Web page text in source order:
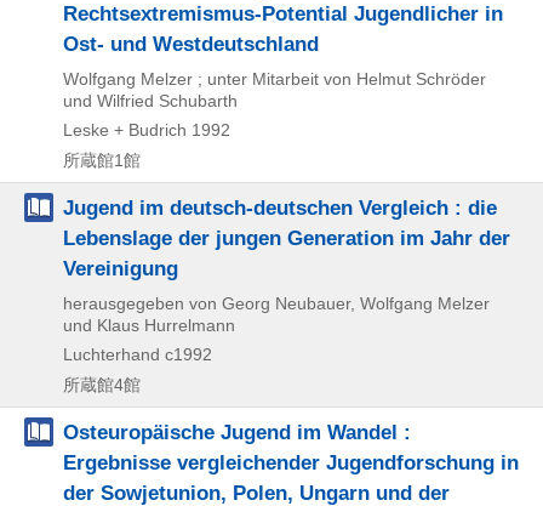
Rechtsextremismus-Potential Jugendlicher in
Ost- und Westdeutschland
Wolfgang Melzer ; unter Mitarbeit von Helmut Schröder
und Wilfried Schubarth
Leske + Budrich 1992
所蔵館1館
Jugend im deutsch-deutschen Vergleich : die
Lebenslage der jungen Generation im Jahr der
Vereinigung
herausgegeben von Georg Neubauer, Wolfgang Melzer
und Klaus Hurrelmann
Luchterhand c1992
所蔵館4館
Osteuropäische Jugend im Wandel :
Ergebnisse vergleichender Jugendforschung in
der Sowjetunion, Polen, Ungarn und der